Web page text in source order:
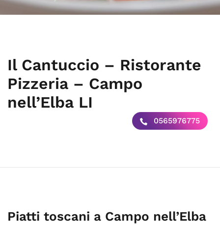
Il Cantuccio – Ristorante
Pizzeria – Campo
nell’Elba LI
0565976775
Piatti toscani a Campo nell’Elba